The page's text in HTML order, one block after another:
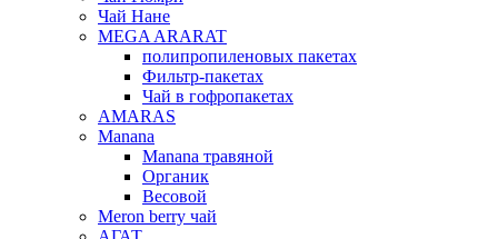
Чай Нане
MEGA ARARAT
полипропиленовых пакетах
Фильтр-пакетах
Чай в гофропакетах
AMARAS
Manana
Manana травяной
Органик
Весовой
Meron berry чай